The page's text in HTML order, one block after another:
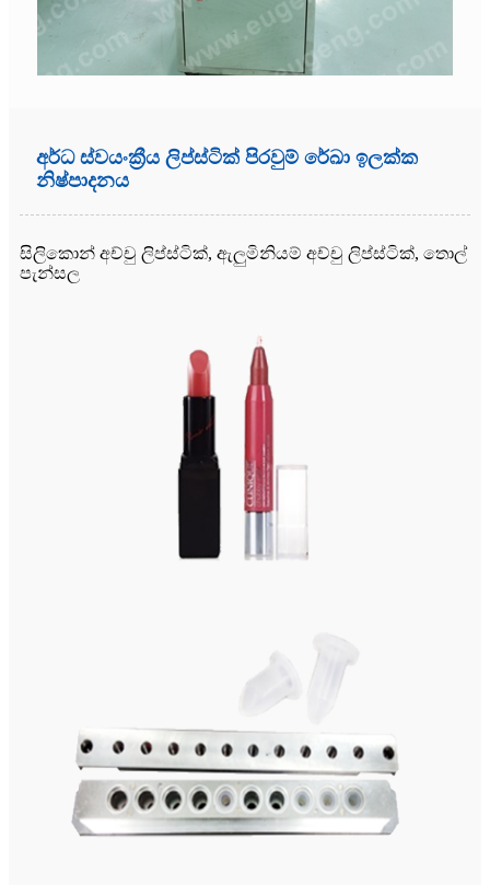
අර්ධ ස්වයංක්‍රීය ලිප්ස්ටික් පිරවුම් රේඛා ඉලක්ක
නිෂ්පාදනය
සිලිකොන් අච්චු ලිප්ස්ටික්, ඇලුමිනියම් අච්චු ලිප්ස්ටික්, තොල්
පැන්සල